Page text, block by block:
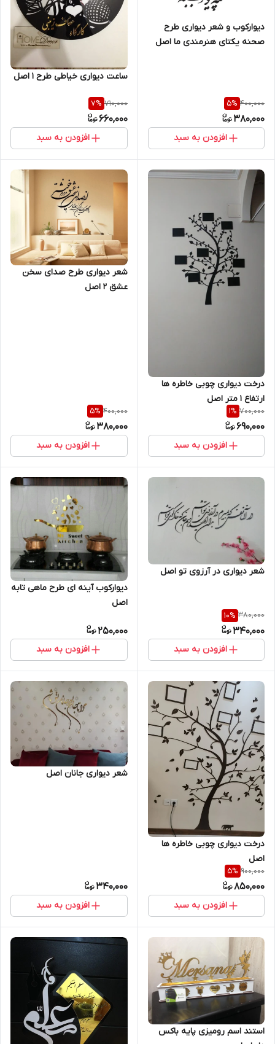
دیوارکوب و شعر دیواری طرح
صحنه یکتای هنرمندی ما اصل
400,000
5%
380,000
افزودن به سبد
ساعت دیواری خیاطی طرح 1 اصل
710,000
7%
660,000
افزودن به سبد
درخت دیواری چوبی خاطره ها
ارتفاع 1 متر اصل
700,000
1%
690,000
افزودن به سبد
شعر دیواری طرح صدای سخن
عشق 2 اصل
400,000
5%
380,000
افزودن به سبد
شعر دیواری در آرزوی تو اصل
380,000
10%
340,000
افزودن به سبد
دیوارکوب آینه ای طرح ماهی تابه
اصل
250,000
افزودن به سبد
درخت دیواری چوبی خاطره ها
اصل
900,000
5%
850,000
افزودن به سبد
شعر دیواری جانان اصل
340,000
افزودن به سبد
استند اسم رومیزی پایه باکس